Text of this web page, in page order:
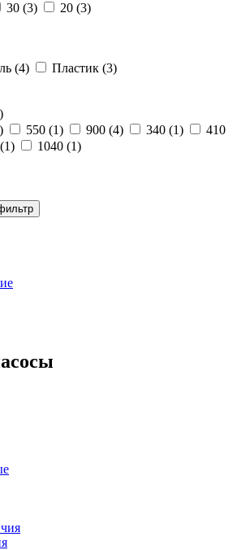
30 (3) 20 (3)
(4) Пластик (3)
)
) 550 (1) 900 (4) 340 (1)
410
1) 1040 (1)